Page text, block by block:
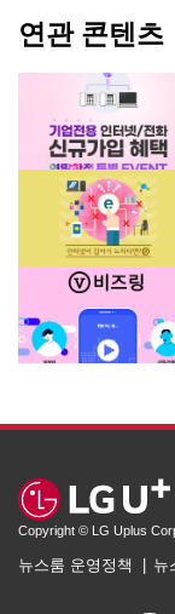
연관 콘텐츠
Copyright © LG Uplus
뉴스룸 운영정책 뉴